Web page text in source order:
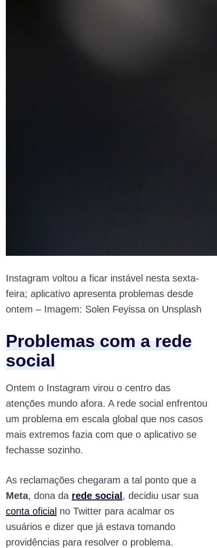
Instagram voltou a ficar instável nesta sexta-
feira; aplicativo apresenta problemas desde
ontem – Imagem: Solen Feyissa on Unsplash
Problemas com a rede
social
Ontem o Instagram virou o centro das
atenções mundo afora. A rede social enfrentou
um problema em escala global que nos casos
mais extremos fazia com que o aplicativo se
fechasse sozinho.
As reclamações chegaram a tal ponto que a
Meta, dona da rede social , decidiu usar sua
conta oficial no Twitter para acalmar os
usuários e dizer que já estava tomando
providências para resolver o problema.